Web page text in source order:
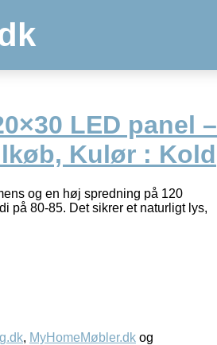
LED panel –
Kulør : Kold
og en høj spredning på 120
på 80-85. Det sikrer et naturligt lys,
, MyHomeMøbler.dk og